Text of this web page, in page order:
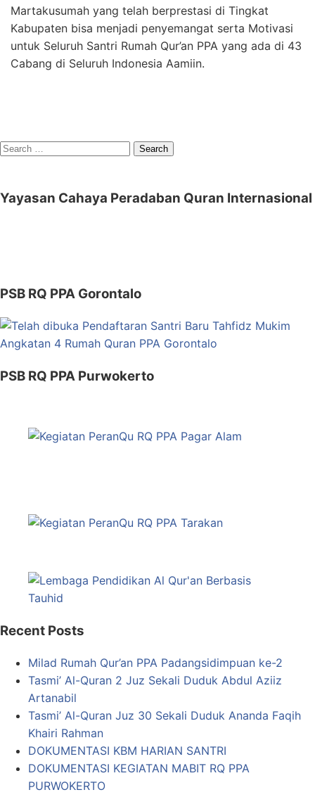
Martakusumah yang telah berprestasi di Tingkat
Kabupaten bisa menjadi penyemangat serta Motivasi
untuk Seluruh Santri Rumah Qur’an PPA yang ada di 43
Cabang di Seluruh Indonesia Aamiin.
Search
Yayasan Cahaya Peradaban Quran Internasional
PSB RQ PPA Gorontalo
PSB RQ PPA Purwokerto
Recent Posts
Milad Rumah Qur’an PPA Padangsidimpuan ke-2
Tasmi’ Al-Quran 2 Juz Sekali Duduk Abdul Aziiz
Artanabil
Tasmi’ Al-Quran Juz 30 Sekali Duduk Ananda Faqih
Khairi Rahman
DOKUMENTASI KBM HARIAN SANTRI
DOKUMENTASI KEGIATAN MABIT RQ PPA
PURWOKERTO